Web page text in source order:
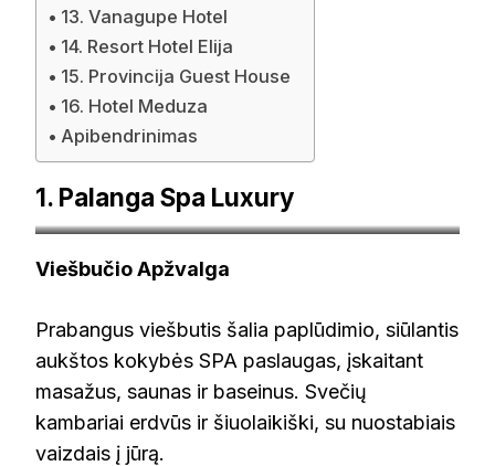
13. Vanagupe Hotel
14. Resort Hotel Elija
15. Provincija Guest House
16. Hotel Meduza
Apibendrinimas
1. Palanga Spa Luxury
Viešbučio Apžvalga
Prabangus viešbutis šalia paplūdimio, siūlantis
aukštos kokybės SPA paslaugas, įskaitant
masažus, saunas ir baseinus. Svečių
kambariai erdvūs ir šiuolaikiški, su nuostabiais
vaizdais į jūrą.